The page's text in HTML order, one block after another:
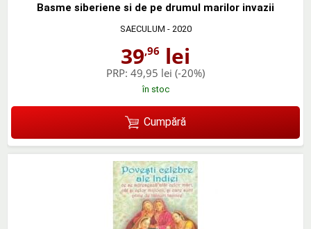
Basme siberiene si de pe drumul marilor invazii
SAECULUM - 2020
39,96 lei
PRP: 49,95 lei (-20%)
în stoc
Cumpără